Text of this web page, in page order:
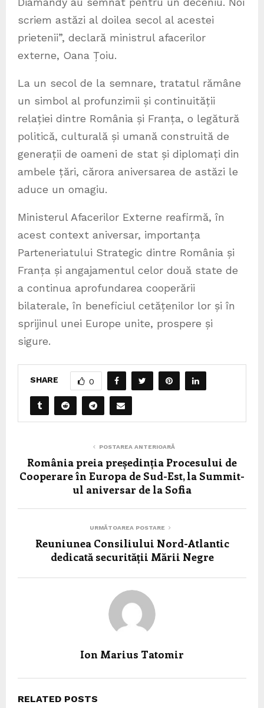
scriem astăzi al doilea secol al acestei
prietenii”, declară ministrul afacerilor
externe, Oana Țoiu.
La un secol de la semnare, tratatul rămâne
un simbol al profunzimii și continuității
relației dintre România și Franța, o legătură
politică, culturală și umană construită de
generații de oameni de stat și diplomați din
ambele țări, cărora aniversarea de astăzi le
aduce un omagiu.
Ministerul Afacerilor Externe reafirmă, în
acest context aniversar, importanța
Parteneriatului Strategic dintre România și
Franța și angajamentul celor două state de
a continua aprofundarea cooperării
bilaterale, în beneficiul cetățenilor lor și în
sprijinul unei Europe unite, prospere și
sigure.
SHARE 0
POSTAREA ANTERIOARĂ
România preia președinția Procesului de
Cooperare în Europa de Sud-Est, la Summit-
ul aniversar de la Sofia
URMĂTOAREA POSTARE
Reuniunea Consiliului Nord-Atlantic
dedicată securității Mării Negre
Ion Marius Tatomir
RELATED POSTS